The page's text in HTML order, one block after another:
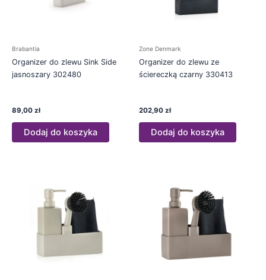
Brabantia
Organizer do zlewu Sink Side
jasnoszary 302480
89,00 zł
Dodaj do koszyka
Zone Denmark
Organizer do zlewu ze
ściereczką czarny 330413
202,90 zł
Dodaj do koszyka